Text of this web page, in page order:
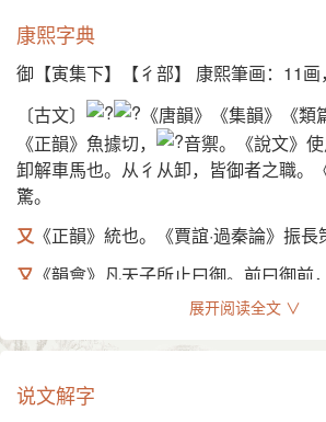
以御见，侍中。——《汉书·荀彘传》
梁弘御戎。——《左传·僖公三十三年》
夫以疲病之卒御狐疑众…甚未足畏。
(3) 又如：御轮(赶车)；御策(驾驭马匹的
不偏斜)；御夫(驾驭车马的人)
(4) 后亦泛指驾驭一切运行或飞行之物
御轻舟而上溯，浮长川而忘反。——三国
赋》
(5) 又如：御天(控御天道)；御气(制御血
物)
康熙字典
御【寅集下】【彳部】 康熙筆画：11
〔古文〕
《唐韻》《集韻》《類
《正韻》魚據切，
音禦。《說文》
卸解車馬也。从彳从卸，皆御者之職。
驚。
又 《正韻》統也。《賈誼·過秦論》振長
又 《韻會》凡天子所止曰御。前曰御前
服，皆取統御四海之內。《蔡邕·獨斷》
語也。尊者將有所欲，先語之也。亦言職
御，如御牛馬然也。《禮·王制》千里之
御謂衣食。《疏》御是進御所須，故爲衣
展开阅读全文 ∨
说文解字